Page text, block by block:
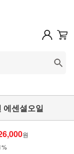
에센셜오일
원